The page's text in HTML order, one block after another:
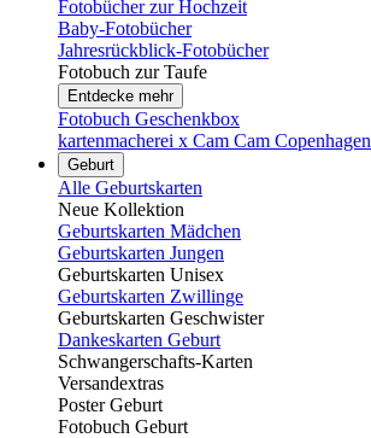
Fotobücher zur Hochzeit
Baby-Fotobücher
Jahresrückblick-Fotobücher
Fotobuch zur Taufe
Entdecke mehr
Fotobuch Geschenkbox
kartenmacherei x Cam Cam Copenhagen
Geburt
Alle Geburtskarten
Neue Kollektion
Geburtskarten Mädchen
Geburtskarten Jungen
Geburtskarten Unisex
Geburtskarten Zwillinge
Geburtskarten Geschwister
Dankeskarten Geburt
Schwangerschafts-Karten
Versandextras
Poster Geburt
Fotobuch Geburt